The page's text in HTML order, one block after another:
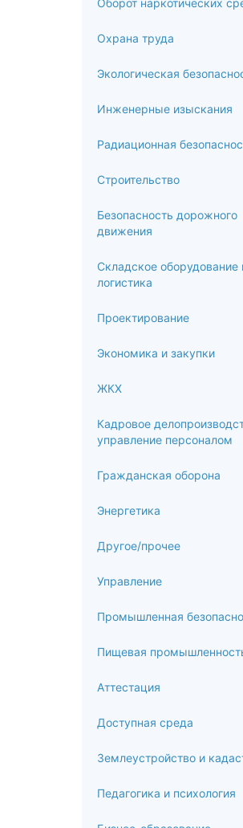
Оборот наркотических
Охрана труда
Экологическая
Инженерные изыскания
Радиационная
Строительство
Безопасность дорожного
движения
Складское оборудование
логистика
Проектирование
Экономика и закупки
ЖКХ
Кадровое
управление персоналом
Гражданская оборона
Энергетика
Другое/прочее
Управление
Промышленная
Пищевая
Аттестация
Доступная среда
Землеустройство и
Педагогика и психология